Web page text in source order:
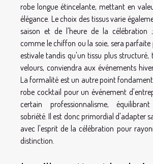
robe longue étincelante, mettant en
élégance. Le choix des tissus varie
saison et de l'heure de la célébration
comme le chiffon ou la soie, sera
estivale tandis qu'un tissu plus structuré,
velours, conviendra aux événements
La formalité est un autre point
robe cocktail pour un événement
certain professionnalisme,
sobriété. Il est donc primordial d'adapter
avec l'esprit de la célébration pour
distinction.